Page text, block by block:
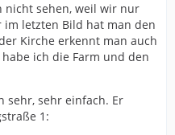
nicht sehen, weil wir nur
letzten Bild hat man den
Kirche erkennt man auch
ich die Farm und den
sehr, sehr einfach. Er
1: